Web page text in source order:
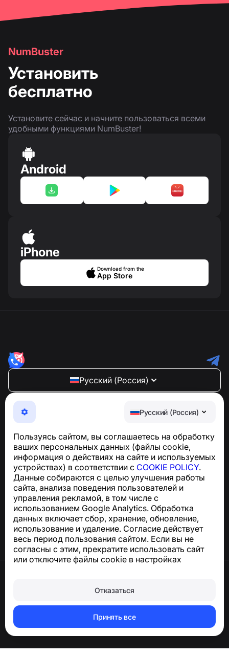
Русский (Россия)
Пользуясь сайтом, вы соглашаетесь на обработку
ваших персональных данных (файлы cookie,
информация о действиях на сайте и используемых
устройствах) в соответствии с COOKIE POLICY.
Данные собираются с целью улучшения работы
сайта, анализа поведения пользователей и
управления рекламой, в том числе с
использованием Google Analytics. Обработка
данных включает сбор, хранение, обновление,
использование и удаление. Согласие действует
весь период пользования сайтом. Если вы не
согласны с этим, прекратите использовать сайт
или отключите файлы cookie в настройках
Отказаться
Принять все
NumBuster
Установить
бесплатно
Установите сейчас и начните пользоваться всеми
удобными функциями NumBuster!
Android
iPhone
Download from the
App Store
Русский (Россия)
NumBuster © 2013—2026 ·
Максимально удобное приложение для защиты от
телефонных мошенников, спама и нежелательных
Для запросов по соблюдению GDPR:
support@numbuster.com
Центр поддержки
Новости и статьи
О проекте
Контакты
Удалить аккаунт и персональные данные